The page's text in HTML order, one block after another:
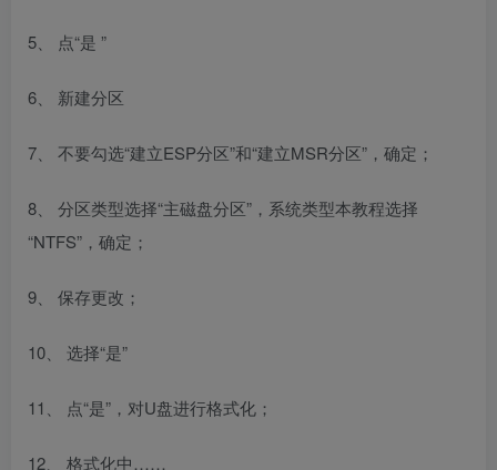
5、 点“是 ”
6、 新建分区
7、 不要勾选“建立ESP分区”和“建立MSR分区”，确定；
8、 分区类型选择“主磁盘分区”，系统类型本教程选择
“NTFS”，确定；
9、 保存更改；
10、 选择“是”
11、 点“是”，对U盘进行格式化；
12、 格式化中……